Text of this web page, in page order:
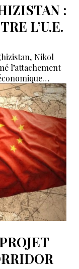
:
L’U.E.
Nikol
l’attachement
rapprochement
dont les
plus difficiles à